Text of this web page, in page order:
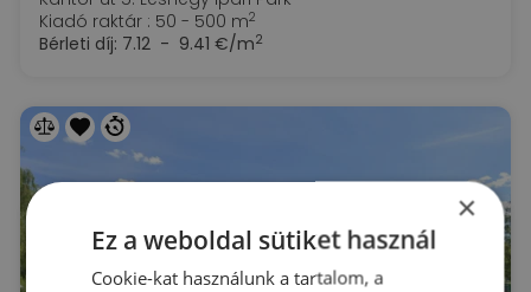
Kiadó raktár : 50 - 500 m2
Bérleti díj: 7.12 - 9.41 €/m2
×
Ez a weboldal sütiket használ
Cookie-kat használunk a tartalom, a